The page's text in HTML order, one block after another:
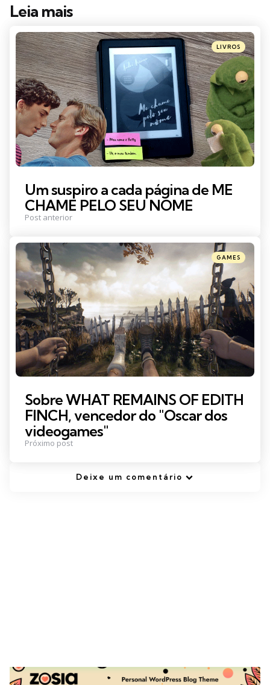
Leia mais
Post
navigation
Posted
in
LIVROS
Um suspiro a cada página de ME
CHAME PELO SEU NOME
Post anterior
Posted
in
GAMES
Sobre WHAT REMAINS OF EDITH
FINCH, vencedor do "Oscar dos
videogames"
Próximo post
Deixe um comentário